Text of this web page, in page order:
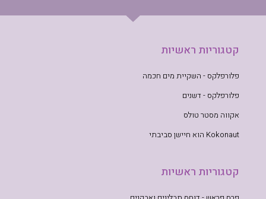
קטגוריות ראשיות
פלורפלקס - השקיית מים חכמה
פלורפלקס - דשנים
אקווה מסטר טולס
Kokonaut הוא חיישן סביבתי
קטגוריות ראשיות